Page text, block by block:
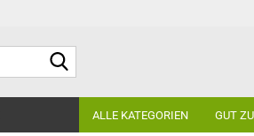
ALLE KATEGORIEN GUT